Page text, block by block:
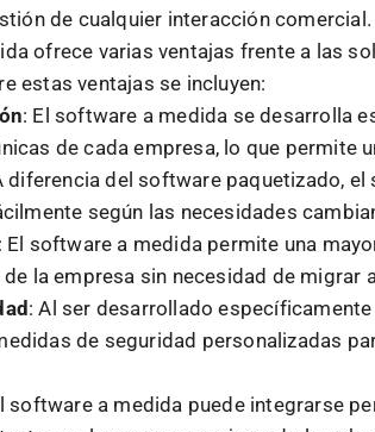
de cualquier interacción comercial.
ofrece varias ventajas frente a las
estas ventajas se incluyen:
: El software a medida se desarrolla
de cada empresa, lo que permite
diferencia del software paquetizado,
según las necesidades
: El software a medida permite una
la empresa sin necesidad de migrar
: Al ser desarrollado
de seguridad personalizadas
software a medida puede integrarse